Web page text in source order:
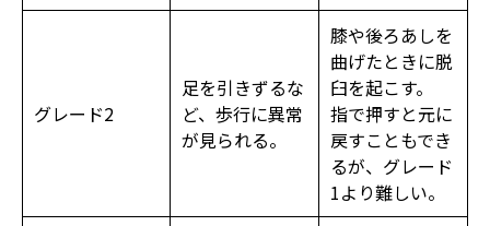
グレード2
足を引きずるな
ど、歩行に異常
が見られる。
膝や後ろあしを
曲げたときに脱
臼を起こす。
指で押すと元に
戻すこともでき
るが、グレード
1より難しい。